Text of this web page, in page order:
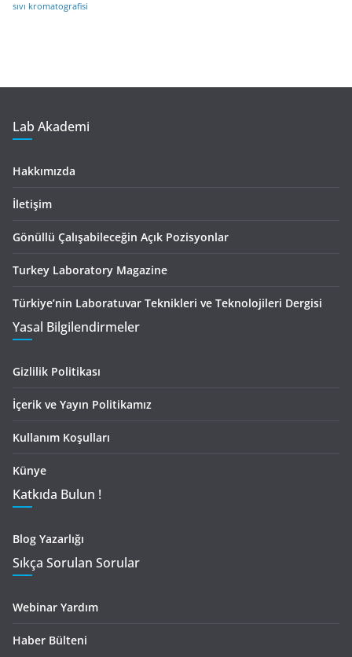
sıvı kromatografisi
Lab Akademi
Hakkımızda
İletişim
Gönüllü Çalışabileceğin Açık Pozisyonlar
Turkey Laboratory Magazine
Türkiye’nin Laboratuvar Teknikleri ve Teknolojileri Dergisi
Yasal Bilgilendirmeler
Gizlilik Politikası
İçerik ve Yayın Politikamız
Kullanım Koşulları
Künye
Katkıda Bulun !
Blog Yazarlığı
Sıkça Sorulan Sorular
Webinar Yardım
Haber Bülteni